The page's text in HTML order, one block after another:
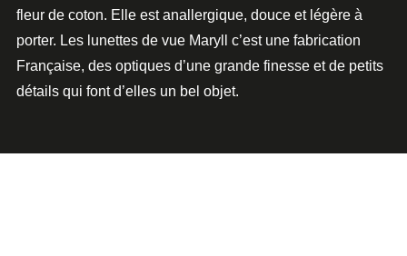
fleur de coton. Elle est anallergique, douce et légère à
porter. Les lunettes de vue Maryll
c’est une fabrication
Française, des optiques d’une grande finesse et de petits
détails qui font d’elles un bel objet.